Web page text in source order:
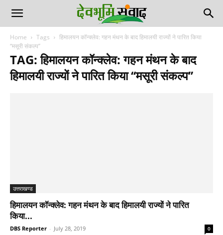
Home Tags
हिमालयन कॉन्क्लेव: गहन मंथन के बाद हिमालयी राज्यों ने पारित किया
‘‘मसूरी संकल्प’’
TAG: हिमालयन कॉन्क्लेव: गहन मंथन के बाद
हिमालयी राज्यों ने पारित किया ‘‘मसूरी संकल्प’’
उत्तराखण्ड
हिमालयन कॉन्क्लेव: गहन मंथन के बाद हिमालयी राज्यों ने पारित
किया...
DBS Reporter - July 28, 2019 0